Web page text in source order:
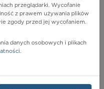
przeglądarki. Wycofanie
z prawem używania plików
zgody przed jej wycofaniem.
danych osobowych i plikach
.